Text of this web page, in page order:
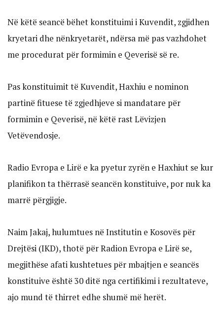
Në këtë seancë bëhet konstituimi i Kuvendit, zgjidhen
kryetari dhe nënkryetarët, ndërsa më pas vazhdohet
me procedurat për formimin e Qeverisë së re.
Pas konstituimit të Kuvendit, Haxhiu e nominon
partinë fituese të zgjedhjeve si mandatare për
formimin e Qeverisë, në këtë rast Lëvizjen
Vetëvendosje.
Radio Evropa e Lirë e ka pyetur zyrën e Haxhiut se kur
planifikon ta thërrasë seancën konstituive, por nuk ka
marrë përgjigje.
Naim Jakaj, hulumtues në Institutin e Kosovës për
Drejtësi (IKD), thotë për Radion Evropa e Lirë se,
megjithëse afati kushtetues për mbajtjen e seancës
konstituive është 30 ditë nga certifikimi i rezultateve,
ajo mund të thirret edhe shumë më herët.